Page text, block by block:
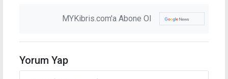
MYKibris.com'a Abone Ol
Yorum Yap